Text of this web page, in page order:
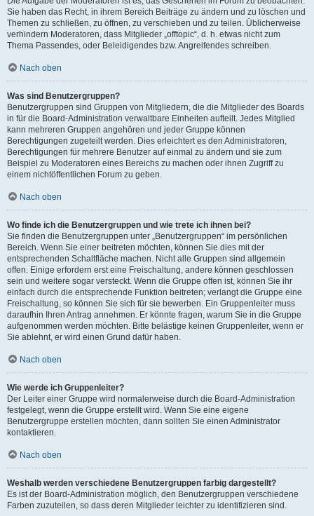
Sie haben das Recht, in ihrem Bereich Beiträge zu ändern und zu löschen und
Themen zu schließen, zu öffnen, zu verschieben und zu teilen. Üblicherweise
verhindern Moderatoren, dass Mitglieder „offtopic“, d. h. etwas nicht zum
Thema Passendes, oder Beleidigendes bzw. Angreifendes schreiben.
Nach oben
Was sind Benutzergruppen?
Benutzergruppen sind Gruppen von Mitgliedern, die die Mitglieder des Boards
in für die Board-Administration verwaltbare Einheiten aufteilt. Jedes Mitglied
kann mehreren Gruppen angehören und jeder Gruppe können
Berechtigungen zugeteilt werden. Dies erleichtert es den Administratoren,
Berechtigungen für mehrere Benutzer auf einmal zu ändern und sie zum
Beispiel zu Moderatoren eines Bereichs zu machen oder ihnen Zugriff zu
einem nichtöffentlichen Forum zu geben.
Nach oben
Wo finde ich die Benutzergruppen und wie trete ich ihnen bei?
Sie finden die Benutzergruppen unter „Benutzergruppen“ im persönlichen
Bereich. Wenn Sie einer beitreten möchten, können Sie dies mit der
entsprechenden Schaltfläche machen. Nicht alle Gruppen sind allgemein
offen. Einige erfordern erst eine Freischaltung, andere können geschlossen
sein und weitere sogar versteckt. Wenn die Gruppe offen ist, können Sie ihr
einfach durch die entsprechende Funktion beitreten; verlangt die Gruppe eine
Freischaltung, so können Sie sich für sie bewerben. Ein Gruppenleiter muss
daraufhin Ihren Antrag annehmen. Er könnte fragen, warum Sie in die Gruppe
aufgenommen werden möchten. Bitte belästige keinen Gruppenleiter, wenn er
Sie ablehnt, er wird einen Grund dafür haben.
Nach oben
Wie werde ich Gruppenleiter?
Der Leiter einer Gruppe wird normalerweise durch die Board-Administration
festgelegt, wenn die Gruppe erstellt wird. Wenn Sie eine eigene
Benutzergruppe erstellen möchten, dann sollten Sie einen Administrator
kontaktieren.
Nach oben
Weshalb werden verschiedene Benutzergruppen farbig dargestellt?
Es ist der Board-Administration möglich, den Benutzergruppen verschiedene
Farben zuzuteilen, so dass deren Mitglieder leichter zu identifizieren sind.